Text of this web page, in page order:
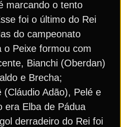
marcando o tento
foi o último do Rei
do campeonato
o Peixe formou com
Bianchi (Oberdan)
e Brecha;
(Cláudio Adão), Pelé e
era Elba de Pádua
derradeiro do Rei foi